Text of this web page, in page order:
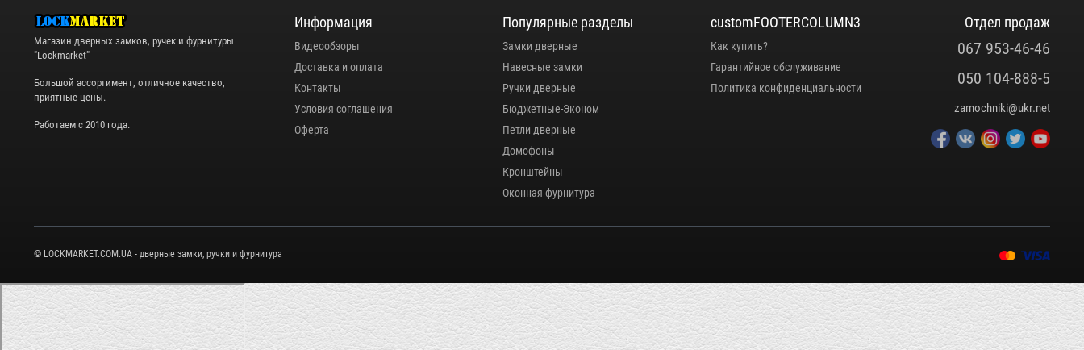
Магазин дверных замков, ручек и фурнитуры
"Lockmarket"
Большой ассортимент, отличное качество,
приятные цены.
Работаем с 2010 года.
Информация
Видеообзоры
Доставка и оплата
Контакты
Условия соглашения
Оферта
Популярные разделы
Замки дверные
Навесные замки
Ручки дверные
Бюджетные-Эконом
Петли дверные
Домофоны
Кронштейны
Оконная фурнитура
customFOOTERCOLUMN3
Как купить?
Гарантийное обслуживание
Политика конфиденциальности
Отдел продаж
067 953-46-46
050 104-888-5
zamochniki@ukr.net
© LOCKMARKET.COM.UA - дверные замки, ручки и фурнитура